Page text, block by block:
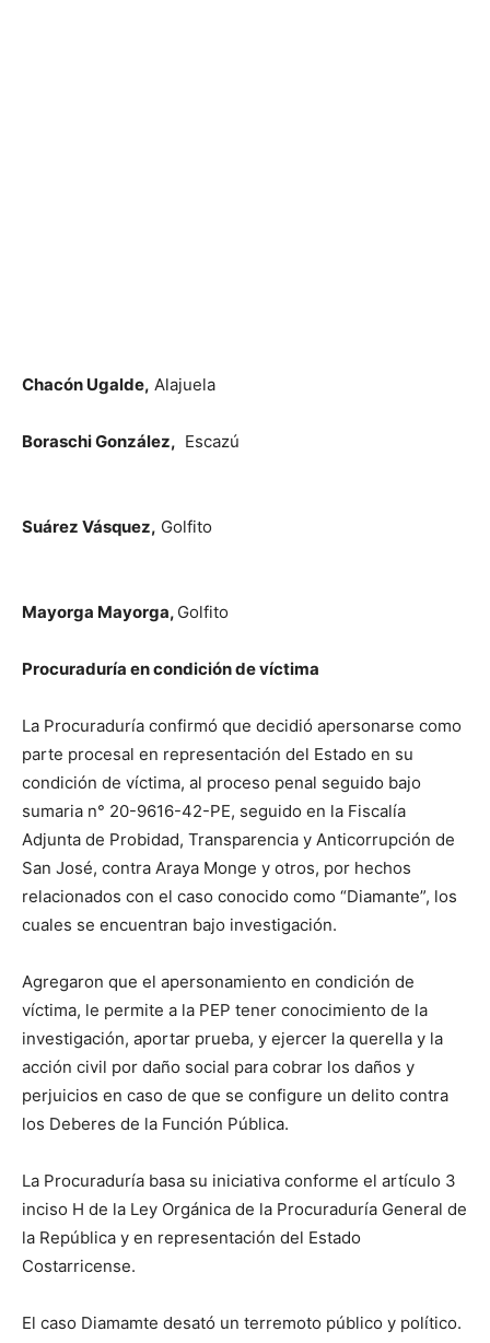
Chacón Ugalde, Alajuela
Boraschi González, Escazú
Suárez Vásquez, Golfito
Mayorga Mayorga, Golfito
Procuraduría en condición de víctima
La Procuraduría confirmó que decidió apersonarse como
parte procesal en representación del Estado en su
condición de víctima, al proceso penal seguido bajo
sumaria n° 20-9616-42-PE, seguido en la Fiscalía
Adjunta de Probidad, Transparencia y Anticorrupción de
San José, contra Araya Monge y otros, por hechos
relacionados con el caso conocido como “Diamante”, los
cuales se encuentran bajo investigación.
Agregaron que el apersonamiento en condición de
víctima, le permite a la PEP tener conocimiento de la
investigación, aportar prueba, y ejercer la querella y la
acción civil por daño social para cobrar los daños y
perjuicios en caso de que se configure un delito contra
los Deberes de la Función Pública.
La Procuraduría basa su iniciativa conforme el artículo 3
inciso H de la Ley Orgánica de la Procuraduría General de
la República y en representación del Estado
Costarricense.
El caso Diamamte desató un terremoto público y político.